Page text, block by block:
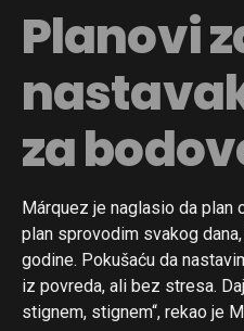
Planovi
za
Márquez je naglasio da plan
plan sprovodim svakog
godine. Pokušaću da
iz povreda, ali bez stresa.
stignem, stignem“, rekao je